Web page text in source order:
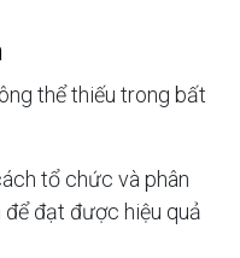
thể thiếu trong bất
tổ chức và phân
đạt được hiệu quả